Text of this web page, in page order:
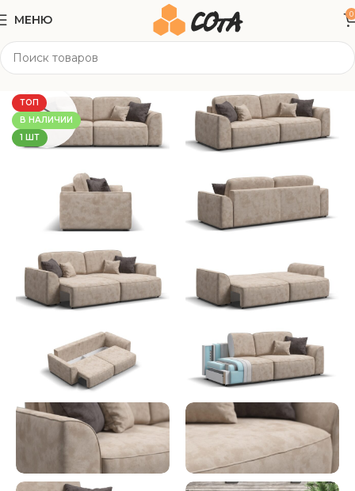
МЕНЮ 0
Мягкая мебель
ТОП
В НАЛИЧИИ
1 ШТ